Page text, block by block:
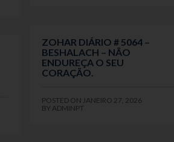
ZOHAR DIÁRIO # 5064 –
BESHALACH – NÃO
ENDUREÇA O SEU
CORAÇÃO.
POSTED ON JANEIRO 27, 2026
BY ADMINPT